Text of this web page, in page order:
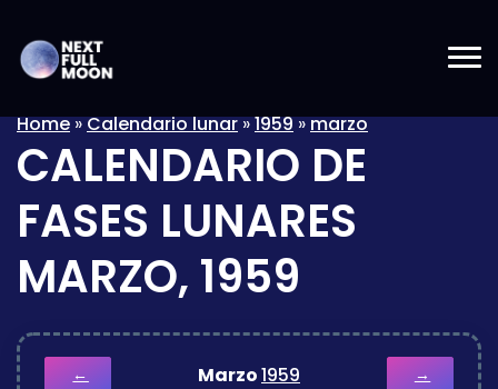
Home»Calendario lunar»1959»marzo
CALENDARIO DE
FASES LUNARES
MARZO, 1959
← Marzo1959 →